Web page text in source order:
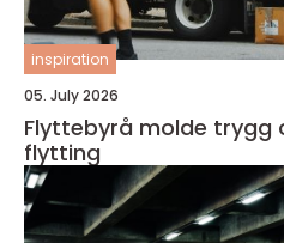
inspiration
05. July 2026
Flyttebyrå molde trygg og effektiv hjelp til
flytting